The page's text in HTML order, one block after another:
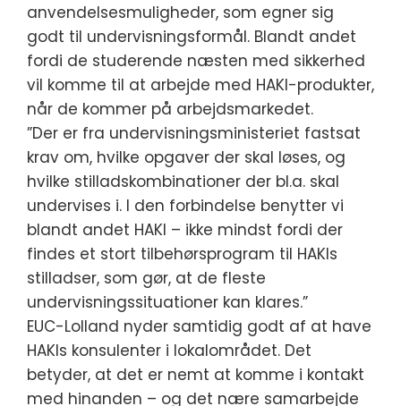
anvendelsesmuligheder, som egner sig
godt til undervisningsformål. Blandt andet
fordi de studerende næsten med sikkerhed
vil komme til at arbejde med HAKI-produkter,
når de kommer på arbejdsmarkedet.
”Der er fra undervisningsministeriet fastsat
krav om, hvilke opgaver der skal løses, og
hvilke stilladskombinationer der bl.a. skal
undervises i. I den forbindelse benytter vi
blandt andet HAKI – ikke mindst fordi der
findes et stort tilbehørsprogram til HAKIs
stilladser, som gør, at de fleste
undervisningssituationer kan klares.”
EUC-Lolland nyder samtidig godt af at have
HAKIs konsulenter i lokalområdet. Det
betyder, at det er nemt at komme i kontakt
med hinanden – og det nære samarbejde